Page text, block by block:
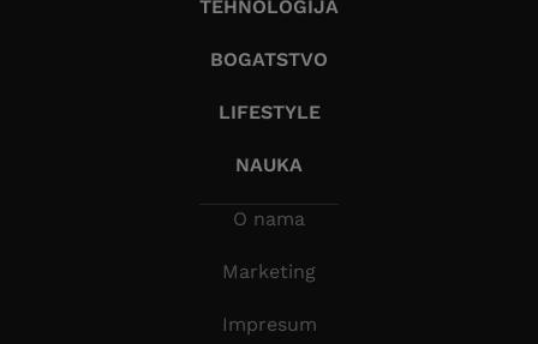
TEHNOLOGIJA
BOGATSTVO
LIFESTYLE
NAUKA
O nama
Marketing
Impresum